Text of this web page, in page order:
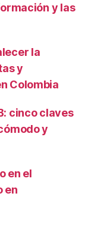
y las
la
y
Colombia
cinco claves
y
en el
en